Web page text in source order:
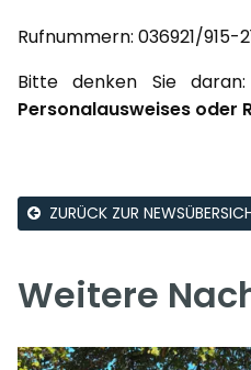
Rufnummern: 036921/
Bitte denken Sie
Personalausweises oder
ZURÜCK ZUR
Weitere